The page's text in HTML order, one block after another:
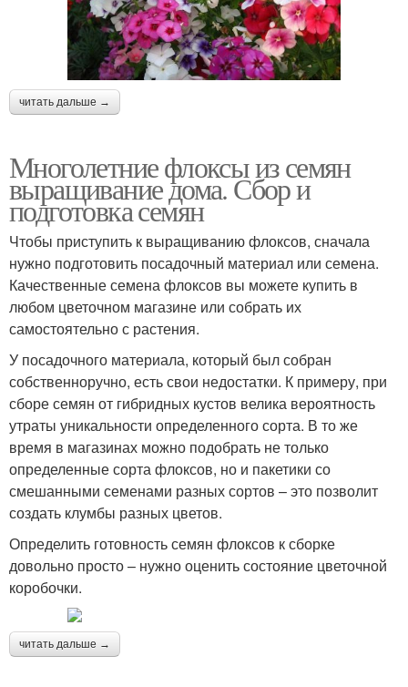
читать дальше →
Многолетние флоксы из семян
выращивание дома. Сбор и
подготовка семян
Чтобы приступить к выращиванию флоксов, сначала
нужно подготовить посадочный материал или семена.
Качественные семена флоксов вы можете купить в
любом цветочном магазине или собрать их
самостоятельно с растения.
У посадочного материала, который был собран
собственноручно, есть свои недостатки. К примеру, при
сборе семян от гибридных кустов велика вероятность
утраты уникальности определенного сорта. В то же
время в магазинах можно подобрать не только
определенные сорта флоксов, но и пакетики со
смешанными семенами разных сортов – это позволит
создать клумбы разных цветов.
Определить готовность семян флоксов к сборке
довольно просто – нужно оценить состояние цветочной
коробочки.
читать дальше →